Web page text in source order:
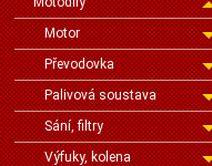
Motor
Převodovka
Palivová soustava
Sání, filtry
Výfuky, kolena